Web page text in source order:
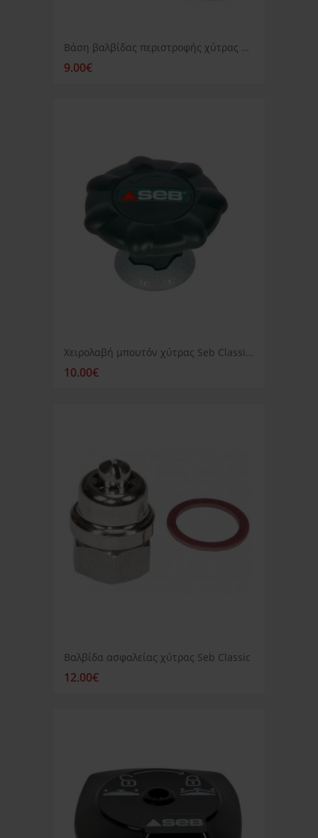
Βάση βαλβίδας περιστροφής χύτρας Seb Classic
9.00€
Χειρολαβή μπουτόν χύτρας Seb Classic πράσινη
10.00€
Βαλβίδα ασφαλείας χύτρας Seb Classic
12.00€